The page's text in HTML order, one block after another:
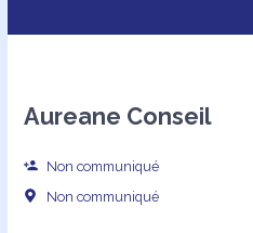
Aureane Conseil
Non communiqué
Non communiqué